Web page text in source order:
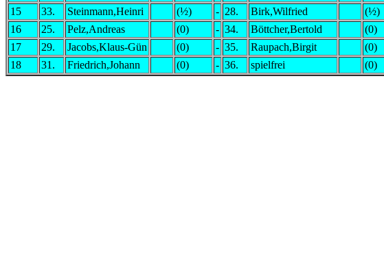
15
33. Steinmann,Heinri (½) - 28. Birk,Wilfried (½)
16
25. Pelz,Andreas (0) - 34. Böttcher,Bertold (0)
17
29. Jacobs,Klaus-Gün (0) - 35. Raupach,Birgit (0)
18
31. Friedrich,Johann (0) - 36. spielfrei (0)